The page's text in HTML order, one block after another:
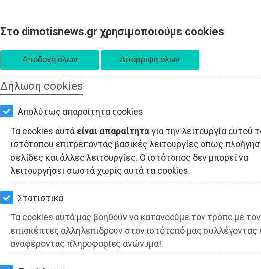
Στο dimotisnews.gr χρησιμοποιούμε cookies
Δήλωση cookies
Απολύτως απαραίτητα cookies
Τα cookies αυτά είναι απαραίτηταγια την λειτουργία αυτού
ιστότοπου επιτρέποντας βασικές λειτουργίες όπως
σελίδες και άλλες λειτουργίες. Ο ιστότοπος δεν μπορεί να
λειτουργήσει σωστά χωρίς αυτά τα cookies.
Στατιστικά
Τα cookies αυτά μας βοηθούν να κατανοούμε τον τρόπο με τον
επισκέπτες αλληλεπιδρούν στον ιστότοπό μας συλλέγοντας
αναφέροντας πληροφορίες ανώνυμα!